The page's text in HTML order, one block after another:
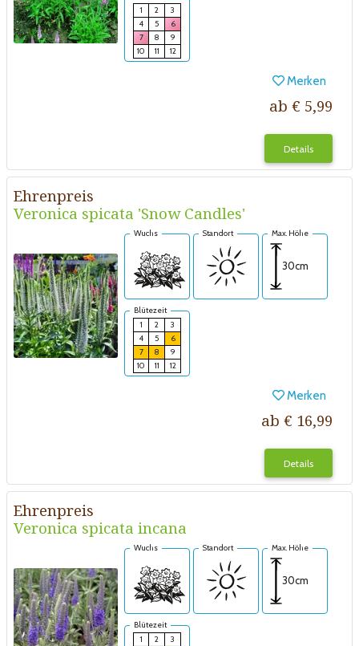
1
2
3
4
5
6
7
8
9
10
11 12
Merken
ab € 5,99
Details
Ehrenpreis
Veronica spicata 'Snow Candles'
Wuchs Standort Max. Höhe
30cm
Blütezeit
1
2
3
4
5
6
7
8
9
10
11 12
Merken
ab € 16,99
Details
Ehrenpreis
Veronica spicata incana
Wuchs Standort Max. Höhe
30cm
Blütezeit
1
2
3